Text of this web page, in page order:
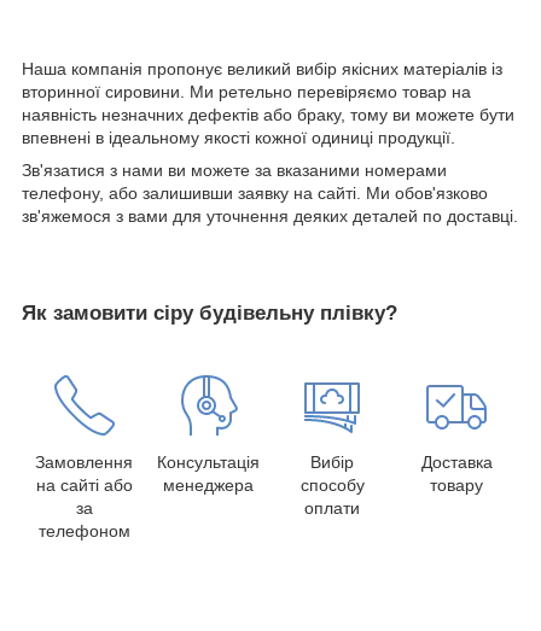
Наша компанія пропонує великий вибір якісних матеріалів із
вторинної сировини. Ми ретельно перевіряємо товар на
наявність незначних дефектів або браку, тому ви можете бути
впевнені в ідеальному якості кожної одиниці продукції.
Зв'язатися з нами ви можете за вказаними номерами
телефону, або залишивши заявку на сайті. Ми обов'язково
зв'яжемося з вами для уточнення деяких деталей по доставці.
Як замовити сіру будівельну плівку?
Замовлення
на сайті або
за
телефоном
Консультація
менеджера
Вибір
способу
оплати
Доставка
товару